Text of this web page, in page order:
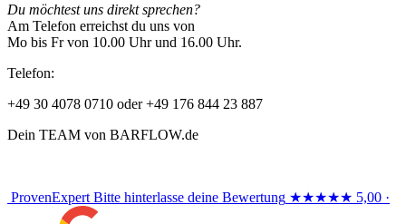
Du möchtest uns direkt sprechen?
Am Telefon erreichst du uns von
Mo bis Fr von 10.00 Uhr und 16.00 Uhr.
Telefon:
+49 30 4078 0710 oder +49 176 844 23 887
Dein TEAM von BARFLOW.de
ProvenExpert Bitte hinterlasse deine Bewertung ★★★★★ 5,00 ·